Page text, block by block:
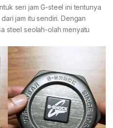
seri jam G-steel ini tentunya
jam itu sendiri. Dengan
steel seolah-olah menyatu